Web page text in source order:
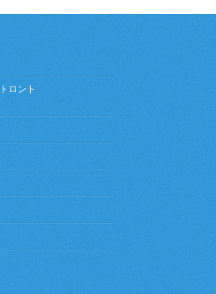
トロント